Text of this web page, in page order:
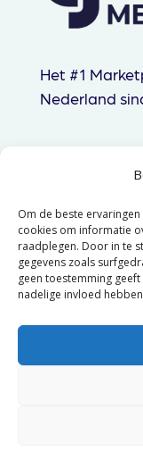
Om de beste
cookies om informatie
raadplegen. Door in te
gegevens zoals
geen toestemming
nadelige invloed
Het #1
Nederland
Hengelo, NL